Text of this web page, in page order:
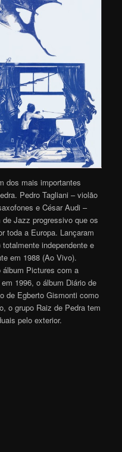
dos mais importantes
Pedro Tagliani – violão
e César Audi –
Jazz progressivo que os
toda a Europa. Lançaram
independente e
em 1988 (Ao Vivo).
álbum Pictures com a
1996, o álbum Diário de
de Egberto Gismonti como
o grupo Raiz de Pedra tem
pelo exterior.